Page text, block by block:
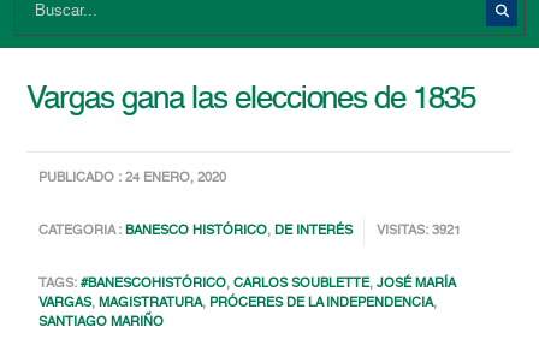
Vargas gana las elecciones de 1835
PUBLICADO : 24 ENERO, 2020
CATEGORIA :BANESCO HISTÓRICO,DE INTERÉS VISITAS: 3921
TAGS:#BANESCOHISTÓRICO,CARLOS SOUBLETTE,JOSÉ MARÍA
VARGAS,MAGISTRATURA, PRÓCERES DE LA INDEPENDENCIA,
SANTIAGO MARIÑO